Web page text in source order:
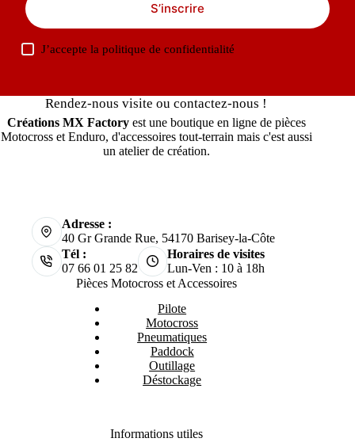
S’inscrire
J’accepte lapolitique de confidentialité
Rendez-nous visite ou contactez-nous !
Créations MX Factoryest une boutique en ligne de pièces
Motocross et Enduro, d'accessoires tout-terrain mais c'est aussi
un atelier de création.
Adresse :
40 Gr Grande Rue, 54170 Barisey-la-Côte
Tél :
07 66 01 25 82
Horaires de visites
Lun-Ven : 10 à 18h
Pièces Motocross et Accessoires
Pilote
Motocross
Pneumatiques
Paddock
Outillage
Déstockage
Informations utiles